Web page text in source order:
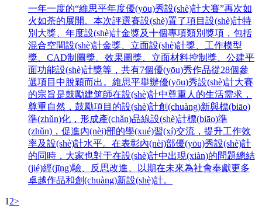
一年一度的“維思平年度優(yōu)秀設(shè)計大賽”再次如
火如荼的展開。本次評選賽設(shè)置了項目設(shè)計特
別大獎、年度設(shè)計金獎及十個專項類別獎項，包括
混合空間設(shè)計金獎、立面設(shè)計獎、工作模型
獎、CAD制圖獎、效果圖獎、立面材料控制獎、公建平
面功能設(shè)計獎等，共有7個優(yōu)秀作品從28個參
選項目中脫穎而出。維思平舉辦優(yōu)秀設(shè)計大賽
的宗旨是鼓勵建筑師在設(shè)計中尊重人的生活需求，
尊重自然，鼓勵項目的設(shè)計創(chuàng)新與標(biāo)
準(zhǔn)化，形成產(chǎn)品線設(shè)計標(biāo)準
(zhǔn)，促進內(nèi)部的學(xué)習(xí)交流，提升工作效
率及設(shè)計水平。在表彰內(nèi)部優(yōu)秀設(shè)計
的同時，大家也對于在設(shè)計中出現(xiàn)的問題總結
(jié)經(jīng)驗、反思改進、以期在未來為社會奉獻更多
卓越作品和創(chuàng)新設(shè)計。
12>